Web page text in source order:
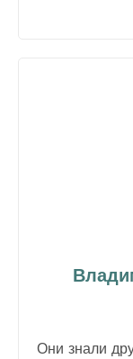
Они знали